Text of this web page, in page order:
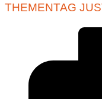
THEMENTAG